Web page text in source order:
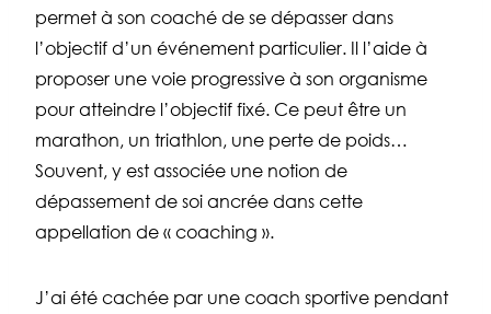
permet à son coaché de se dépasser dans
l’objectif d’un événement particulier. Il l’aide à
proposer une voie progressive à son organisme
pour atteindre l’objectif fixé. Ce peut être un
marathon, un triathlon, une perte de poids…
Souvent, y est associée une notion de
dépassement de soi ancrée dans cette
appellation de « coaching ».
J’ai été cachée par une coach sportive pendant